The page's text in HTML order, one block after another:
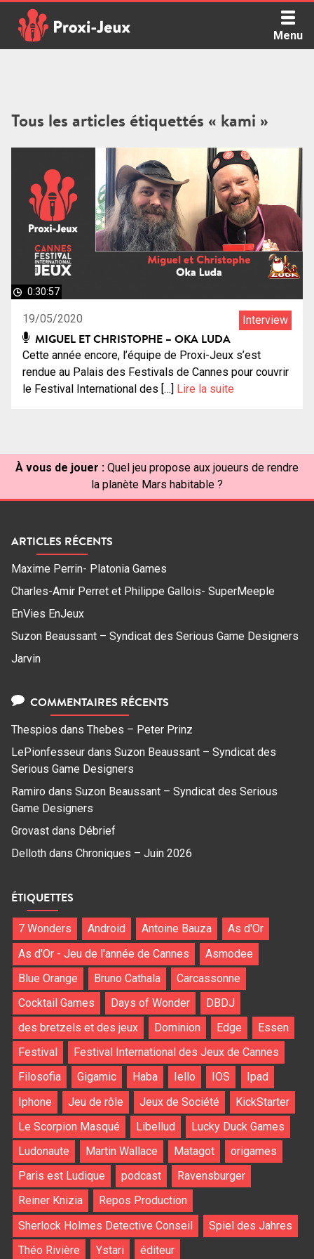
content
Menu
Tous les articles étiquettés « kami »
0:30:57
19/05/2020 Interview
MIGUEL ET CHRISTOPHE – OKA LUDA
Cette année encore, l’équipe de Proxi-Jeux s’est
rendue au Palais des Festivals de Cannes pour couvrir
le Festival International des […] Lire la suite
À vous de jouer : Quel jeu propose aux joueurs de rendre
la planète Mars habitable ?
ARTICLES RÉCENTS
Maxime Perrin- Platonia Games
Charles-Amir Perret et Philippe Gallois- SuperMeeple
EnVies EnJeux
Suzon Beaussant – Syndicat des Serious Game Designers
Jarvin
COMMENTAIRES RÉCENTS
Thespios dans Thebes – Peter Prinz
LePionfesseur dans Suzon Beaussant – Syndicat des
Serious Game Designers
Ramiro dans Suzon Beaussant – Syndicat des Serious
Game Designers
Grovast dans Débrief
Delloth dans Chroniques – Juin 2026
ÉTIQUETTES
7 Wonders Android Antoine Bauza
As d'Or
As d'Or - Jeu de l'année de Cannes
Asmodee
Blue Orange
Bruno Cathala
Carcassonne
Cocktail Games
Days of Wonder
DBDJ
des bretzels et des jeux
Dominion Edge
Essen
Festival
Festival International des Jeux de Cannes
Filosofia
Gigamic Haba Iello IOS
Ipad
Iphone
Jeu de rôle Jeux de Société
KickStarter
Le Scorpion Masqué
Libellud
Lucky Duck Games
Ludonaute
Martin Wallace Matagot
origames
Paris est Ludique
podcast
Ravensburger
Reiner Knizia
Repos Production
Sherlock Holmes Detective Conseil
Spiel des Jahres
Théo Rivière
Ystari éditeur